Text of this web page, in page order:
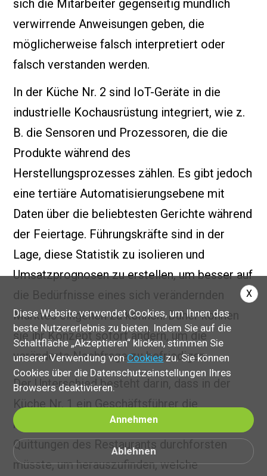
sich die Mitarbeiter gegenseitig mündlich
verwirrende Anweisungen geben, die
möglicherweise falsch interpretiert oder
falsch verstanden werden.
In der Küche Nr. 2 sind IoT-Geräte in die
industrielle Kochausrüstung integriert, wie z.
B. die Sensoren und Prozessoren, die die
Produkte während des
Herstellungsprozesses zählen. Es gibt jedoch
eine tertiäre Automatisierungsebene mit
Daten über die beliebtesten Gerichte während
der Feiertage. Führungskräfte sind in der
Lage, diese Statistik zu isolieren und
Umsatzprognosen zu erstellen, um besser auf
die Bedürfnisse eines sich verändernden
Marktes eingehen zu können. Daher können
sie ihr Konzept sofort ändern, um die
veränderte Nachfrage zu befriedigen.
Der Unterschied besteht darin, dass in der
Küche Nr. 1 ein Geschäftsführer die
monatelangen, vielleicht sogar jahrelangen
Quittungen des Restaurants durchforsten
müsste, um herauszufinden, welche
Diese Website verwendet Cookies, um Ihnen das
beste Nutzererlebnis zu bieten. Indem Sie auf die
Schaltfläche „Akzeptieren“ klicken, stimmen Sie
unserer Verwendung vonCookieszu. Sie können
Cookies über die Datenschutzeinstellungen Ihres
Browsers deaktivieren.
Annehmen
Ablehnen
X